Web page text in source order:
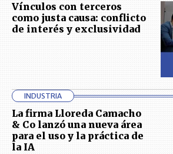
Vínculos con terceros
como justa causa: conflicto
de interés y exclusividad
INDUSTRIA
La firma Lloreda Camacho
& Co lanzó una nueva área
para el uso y la práctica de
la IA